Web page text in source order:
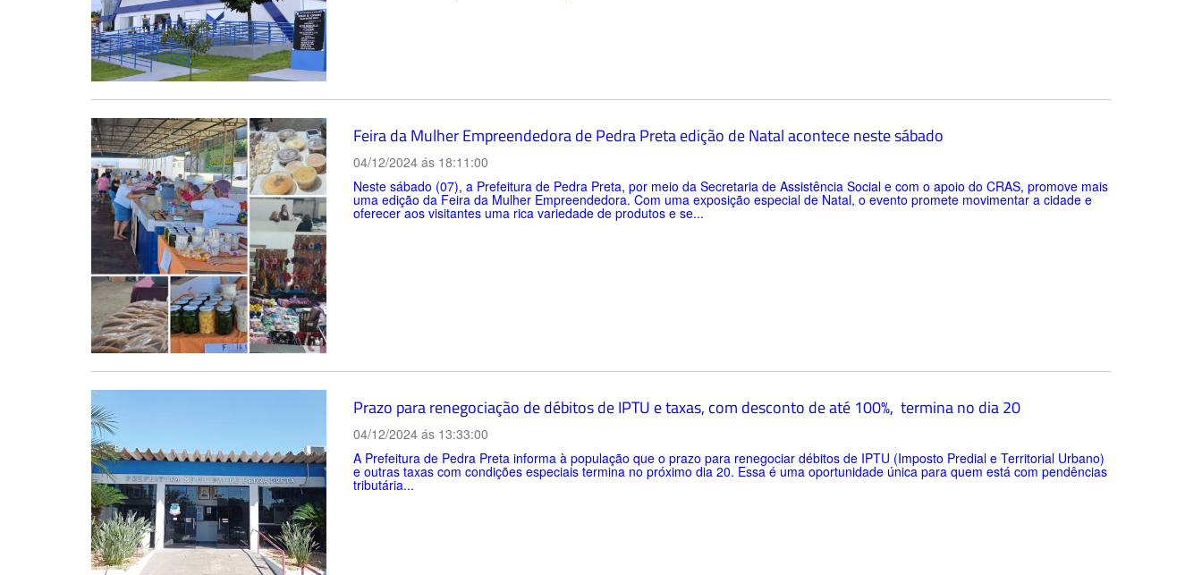
Feira da Mulher Empreendedora de Pedra Preta edição de Natal acontece neste sábado
04/12/2024 ás 18:11:00
Neste sábado (07), a Prefeitura de Pedra Preta, por meio da Secretaria de Assistência Social e com o apoio do CRAS, promove mais
uma edição da Feira da Mulher Empreendedora. Com uma exposição especial de Natal, o evento promete movimentar a cidade e
oferecer aos visitantes uma rica variedade de produtos e se...
Prazo para renegociação de débitos de IPTU e taxas, com desconto de até 100%, termina no dia 20
04/12/2024 ás 13:33:00
A Prefeitura de Pedra Preta informa à população que o prazo para renegociar débitos de IPTU (Imposto Predial e Territorial Urbano)
e outras taxas com condições especiais termina no próximo dia 20. Essa é uma oportunidade única para quem está com pendências
tributária...